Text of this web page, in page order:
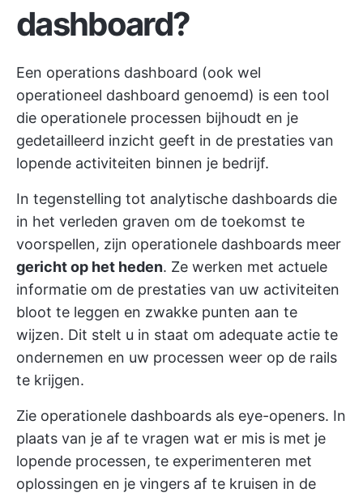
dashboard?
Een operations dashboard (ook wel
operationeel dashboard genoemd) is een tool
die operationele processen bijhoudt en je
gedetailleerd inzicht geeft in de prestaties van
lopende activiteiten binnen je bedrijf.
In tegenstelling tot analytische dashboards die
in het verleden graven om de toekomst te
voorspellen, zijn operationele dashboards meer
gericht op het heden. Ze werken met actuele
informatie om de prestaties van uw activiteiten
bloot te leggen en zwakke punten aan te
wijzen. Dit stelt u in staat om adequate actie te
ondernemen en uw processen weer op de rails
te krijgen.
Zie operationele dashboards als eye-openers. In
plaats van je af te vragen wat er mis is met je
lopende processen, te experimenteren met
oplossingen en je vingers af te kruisen in de